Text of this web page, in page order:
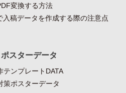
変換する方法
稿データを作成する際の注意点
スターデータ
テンプレートDATA
策ポスターデータ